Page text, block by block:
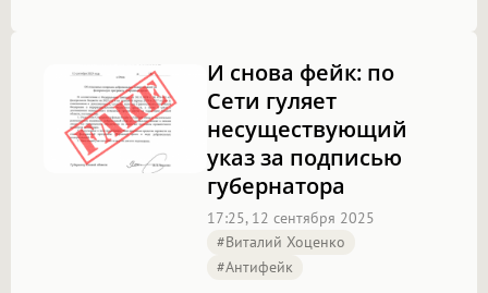
И снова фейк: по
Сети гуляет
несуществующий
указ за подписью
губернатора
17:25, 12 сентября 2025
#Виталий Хоценко
#антифейк